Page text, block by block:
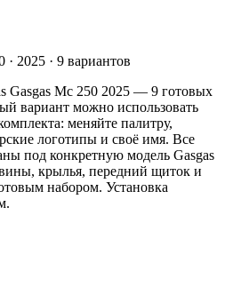
· 2025 · 9 вариантов
Gasgas Mc 250 2025 — 9 готовых
вариант можно использовать
меняйте палитру,
логотипы и своё имя. Все
под конкретную модель Gasgas
крылья, передний щиток и
набором. Установка